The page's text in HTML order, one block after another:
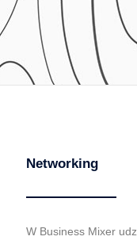
Networking
W Business Mixer